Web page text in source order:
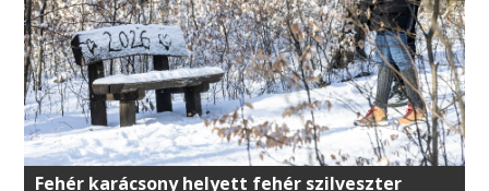
Fehér karácsony helyett fehér szilveszter